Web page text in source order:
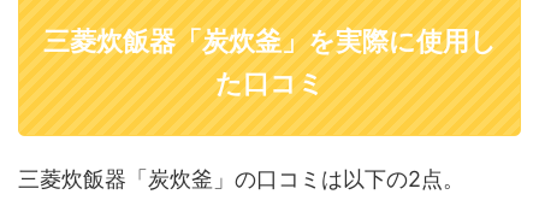
三菱炊飯器「炭炊釜」を実際に使用し
た口コミ
三菱炊飯器「炭炊釜」の口コミは以下の2点。